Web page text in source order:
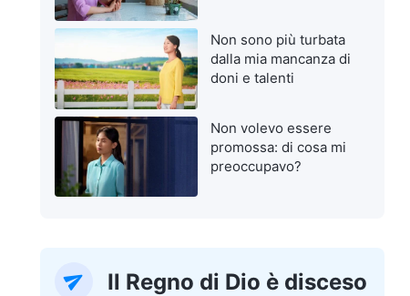
Non sono più turbata
dalla mia mancanza di
doni e talenti
Non volevo essere
promossa: di cosa mi
preoccupavo?
Il Regno di Dio è disceso